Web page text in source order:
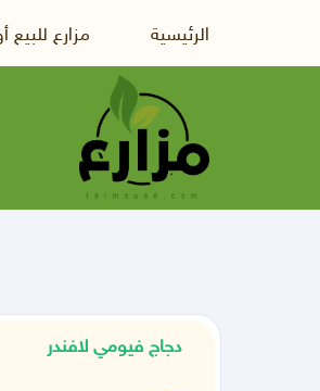
الرئيسية مزارع للبيع
دجاج فيومي لافندر